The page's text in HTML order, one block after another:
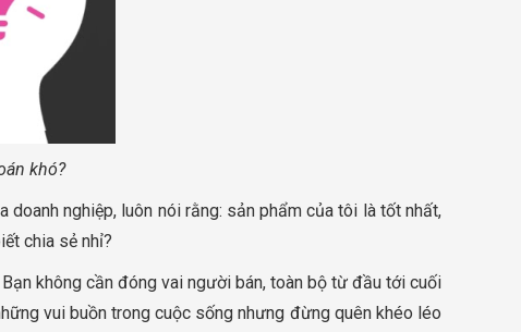
khó?
nghiệp, luôn nói rằng: sản phẩm của tôi là tốt nhất,
chia sẻ nhỉ?
không cần đóng vai người bán, toàn bộ từ đầu tới cuối
vui buồn trong cuộc sống nhưng đừng quên khéo léo